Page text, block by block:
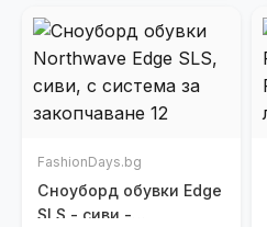
FashionDays.bg
Сноуборд обувки Edge
SLS - сиви -